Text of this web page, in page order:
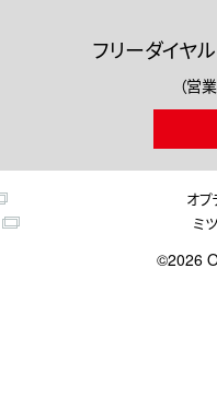
フリーダイヤル
（営
オ
ミ
©2026